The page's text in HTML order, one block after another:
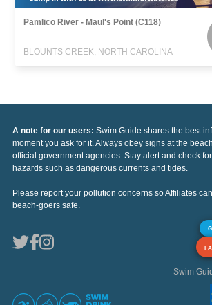
Pamlico River - Maul's Point (C118)
BLOUNTS CREEK, NORTH CAROLINA
A note for our users: Swim Guide shares the best
moment you ask for it. Always obey signs at the
official government agencies. Stay alert and check
hazards such as dangerous currents and tides.
Please report your pollution concerns so Affiliates
beach-goers safe.
Swim